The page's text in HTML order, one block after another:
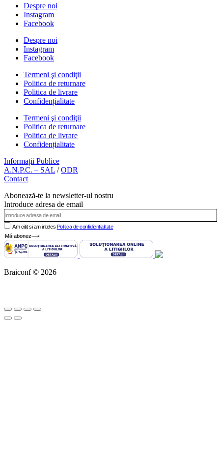
Despre noi
Instagram
Facebook
Despre noi
Instagram
Facebook
Termeni şi condiţii
Politica de returnare
Politica de livrare
Confidențialitate
Termeni şi condiţii
Politica de returnare
Politica de livrare
Confidențialitate
Informații Publice
A.N.P.C. – SAL /ODR
Contact
Abonează-te la newsletter-ul nostru
Introduce adresa de email
Am citit si am inteles Politica de confidientialitate
Mă abonez⟶
Braiconf © 2026